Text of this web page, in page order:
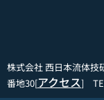
株式会社 西日本流体
番地30[アクセス]